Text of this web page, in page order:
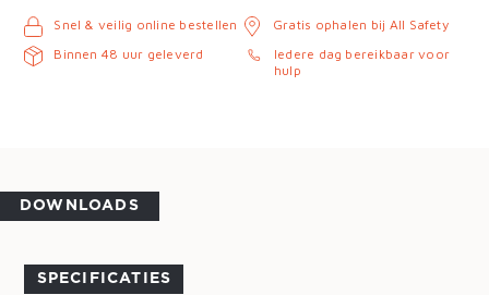
Snel & veilig online bestellen
Binnen 48 uur geleverd
Gratis ophalen bij All Safety
Iedere dag bereikbaar voor
hulp
DOWNLOADS
SPECIFICATIES